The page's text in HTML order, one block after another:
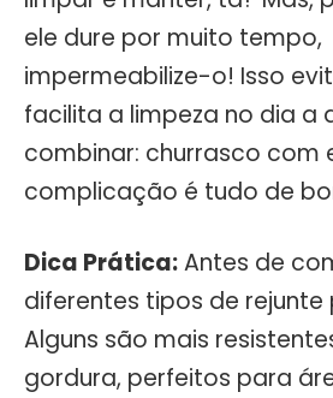
ele dure por muito tempo,
impermeabilize-o! Isso
facilita a limpeza no dia a
combinar: churrasco com
complicação é tudo de
Dica Prática:Antes de
diferentes tipos de rejunte
Alguns são mais
gordura, perfeitos para